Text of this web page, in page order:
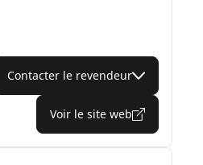
Contacter le revendeur
Voir le site web